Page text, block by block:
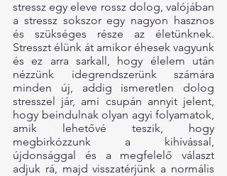
stressz egy eleve rossz dolog, valójában
a stressz sokszor egy nagyon hasznos
és szükséges része az életünknek.
Stresszt élünk át amikor éhesek vagyunk
és ez arra sarkall, hogy élelem után
nézzünk idegrendszerünk számára
minden új, addig ismeretlen dolog
stresszel jár, ami csupán annyit jelent,
hogy beindulnak olyan agyi folyamatok,
amik lehetővé teszik, hogy
megbirkózzunk a kihívással,
újdonsággal és a megfelelő választ
adjuk rá, majd visszatérjünk a normális